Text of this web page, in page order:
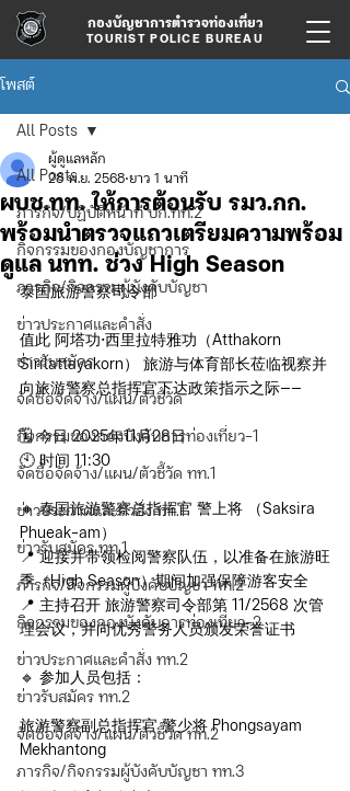
กองบัญชาการตำรวจท่องเที่ยว
TOURIST POLICE BUREAU
โพสต์
All Posts
ภารกิจ/ปฏิบัติหน้าที่ บก.ทท.2
กิจกรรมของกองบัญชาการ
ภารกิจ/กิจกรรมผู้บังคับบัญชา
ข่าวประกาศและคำสั่ง
ข่าวรับสมัคร
จัดซื้อจัดจ้าง/แผน/ตัวชี้วัด
กิจกรรมของกองบังคับการท่องเที่ยว-1
จัดซื้อจัดจ้าง/แผน/ตัวชี้วัด ทท.1
ข่าวประกาศและคำสั่ง ทท.1
ข่าวรับสมัคร ทท.1
ภารกิจ/กิจกรรมผู้บังคับบัญชา ทท.2
กิจกรรมของกองบังคับการท่องเที่ยว-2
ข่าวประกาศและคำสั่ง ทท.2
ข่าวรับสมัคร ทท.2
จัดซื้อจัดจ้าง/แผน/ตัวชี้วัด ทท.2
ภารกิจ/กิจกรรมผู้บังคับบัญชา ทท.3
All Posts
ผบช.ทท. ให้การต้อนรับ รมว.กก.
พร้อมนำตรวจแถวเตรียมความพร้อม
ดูแล นทท. ช่วง High Season
ผู้ดูแลหลัก
28 พ.ย. 2568 ยาว 1 นาที
泰国旅游警察司令部
值此 阿塔功·西里拉特雅功（Atthakorn
Sirilattayakorn） 旅游与体育部长莅临视察并
向旅游警察总指挥官下达政策指示之际——
🗓️ 今日 2025年11月28日
🕙 时间 11:30
🔸 泰国旅游警察总指挥官 警上将 （Saksira
Phueak-am）
📍 迎接并带领检阅警察队伍，以准备在旅游旺
季（High Season）期间加强保障游客安全
📍 主持召开 旅游警察司令部第 11/2568 次管
理会议，并向优秀警务人员颁发荣誉证书
🔹️ 参加人员包括：
旅游警察副总指挥官 警少将 Phongsayam
Mekhantong